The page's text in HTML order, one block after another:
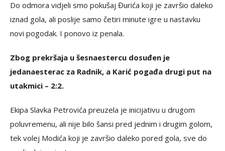
Do odmora vidjeli smo pokušaj Đurića koji je završio daleko
iznad gola, ali poslije samo četiri minute igre u nastavku
novi pogodak. I ponovo iz penala.
Zbog prekršaja u šesnaestercu dosuđen je
jedanaesterac za Radnik, a Karić pogađa drugi put na
utakmici – 2:2.
Ekipa Slavka Petrovića preuzela je inicijativu u drugom
poluvremenu, ali nije bilo šansi pred jednim i drugim golom,
tek volej Modića koji je završio daleko pored gola, sve do